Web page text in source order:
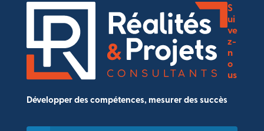
Développer des compétences, mesurer des succès
S
ui
ve
z-
n
o
us